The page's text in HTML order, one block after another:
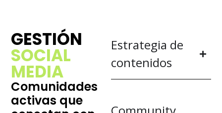
GESTIÓN
SOCIAL
MEDIA
Comunidades
activas que
Estrategia de
contenidos